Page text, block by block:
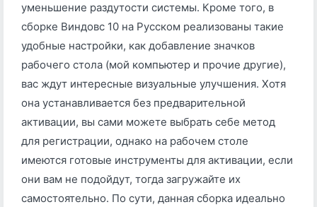
уменьшение раздутости системы. Кроме того, в
сборке Виндовс 10 на Русском реализованы такие
удобные настройки, как добавление значков
рабочего стола (мой компьютер и прочие другие),
вас ждут интересные визуальные улучшения. Хотя
она устанавливается без предварительной
активации, вы сами можете выбрать себе метод
для регистрации, однако на рабочем столе
имеются готовые инструменты для активации, если
они вам не подойдут, тогда загружайте их
самостоятельно. По сути, данная сборка идеально